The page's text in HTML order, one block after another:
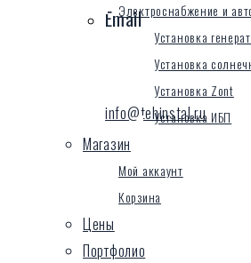
Email
info@tehinstal.ru
Электроснабжение и
Установка
Установка
Установка Zont
Установка ИБП
Магазин
Мой аккаунт
Корзина
Цены
Портфолио